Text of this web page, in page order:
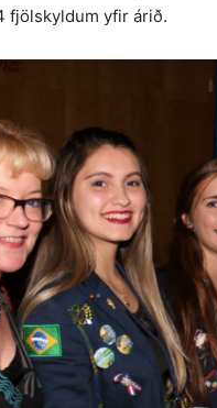
fjölskyldum yfir árið.